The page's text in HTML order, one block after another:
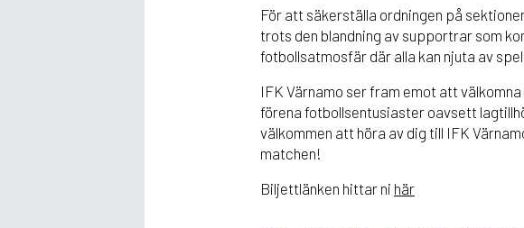
För att säkerställa ordningen på
trots den blandning av supportrar som
fotbollsatmosfär där alla kan njuta av
IFK Värnamo ser fram emot att
förena fotbollsentusiaster oavsett
välkommen att höra av dig till IFK
matchen!
Biljettlänken hittar ni här